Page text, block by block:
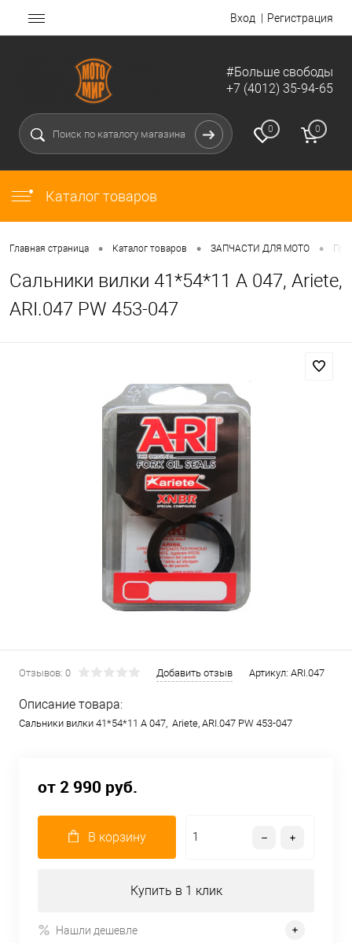
Вход Регистрация
#Больше свободы
+7 (4012) 35-94-65
0 0
Каталог товаров
Главная страница • Каталог товаров • ЗАПЧАСТИ ДЛЯ МОТО •
Сальники вилки 41*54*11 А 047, Ariete,
ARI.047 PW 453-047
Отзывов: 0 Добавить отзыв Артикул: ARI.047
Описание товара:
Сальники вилки 41*54*11 А 047, Ariete, ARI.047 PW 453-047
от 2 990 руб.
В корзину
Купить в 1 клик
Нашли дешевле